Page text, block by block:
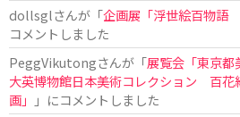
dollsglさんが「企画展「浮世絵百物語
コメントしました
PeggVikutongさんが「展覧会「東京
大英博物館日本美術コレクション 百花
画」
」にコメントしました